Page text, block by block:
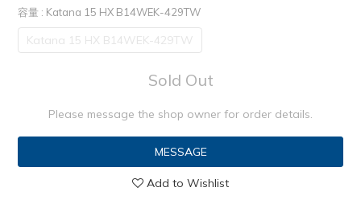
容量 : Katana 15 HX B14WEK-429TW
Katana 15 HX B14WEK-429TW
Sold Out
Please message the shop owner for order details.
MESSAGE
Add to Wishlist